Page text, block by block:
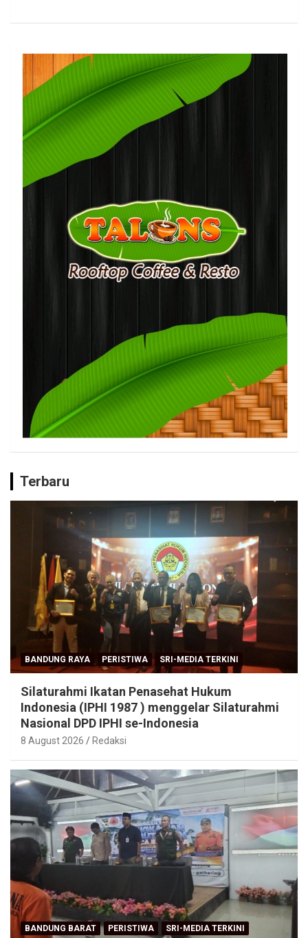
Terbaru
BANDUNG RAYA PERISTIWA SRI-MEDIA TERKINI
Silaturahmi Ikatan Penasehat Hukum
Indonesia (IPHI 1987 ) menggelar Silaturahmi
Nasional DPD IPHI se-Indonesia
8 August 2026 Redaksi
BANDUNG BARAT PERISTIWA SRI-MEDIA TERKINI